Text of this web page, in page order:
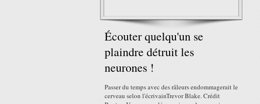
Écouter quelqu'un se
plaindre détruit les
neurones !
Passer du temps avec des râleurs endommagerait le
cerveau selon l'écrivainTrevor Blake. Crédit